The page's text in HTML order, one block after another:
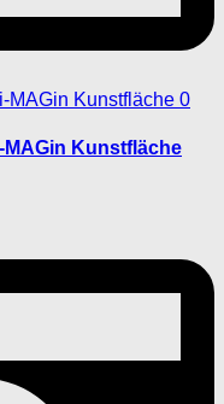
0
MAGin Kunstfläche